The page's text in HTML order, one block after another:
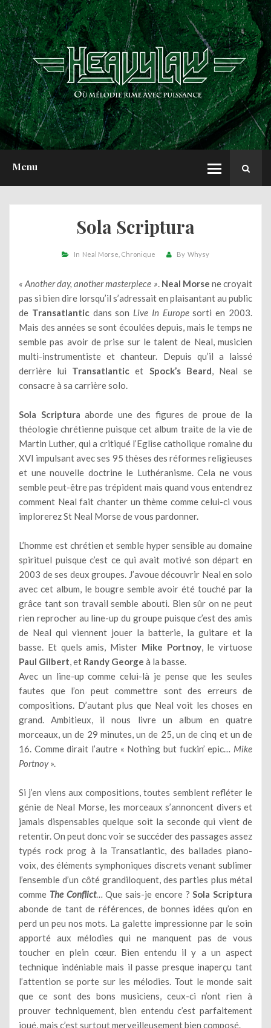
Menu
ACCUEIL
NEWS
CHRONIQUES
INTERVIEWS
REPORTS
A PROPOS
Sola Scriptura
In Neal Morse Chronique By Whysy
« Another day, another masterpiece ». Neal Morse ne croyait
pas si bien dire lorsqu’il s’adressait en plaisantant au public
de Transatlanticdans son Live In Europesorti en 2003.
Mais des années se sont écoulées depuis, mais le temps ne
semble pas avoir de prise sur le talent de Neal, musicien
multi-instrumentiste et chanteur. Depuis qu’il a laissé
derrière lui Transatlantic et Spock’s Beard, Neal se
consacre à sa carrière solo.
Sola Scriptura aborde une des figures de proue de la
théologie chrétienne puisque cet album traite de la vie de
Martin Luther, qui a critiqué l’Eglise catholique romaine du
XVI impulsant avec ses 95 thèses des réformes religieuses
et une nouvelle doctrine le Luthéranisme. Cela ne vous
semble peut-être pas trépident mais quand vous entendrez
comment Neal fait chanter un thème comme celui-ci vous
implorerez St Neal Morse de vous pardonner.
L’homme est chrétien et semble hyper sensible au domaine
spirituel puisque c’est ce qui avait motivé son départ en
2003 de ses deux groupes. J’avoue découvrir Neal en solo
avec cet album, le bougre semble avoir été touché par la
grâce tant son travail semble abouti. Bien sûr on ne peut
rien reprocher au line-up du groupe puisque c’est des amis
de Neal qui viennent jouer la batterie, la guitare et la
basse. Et quels amis, Mister Mike Portnoy, le virtuose
Paul Gilbert, et Randy George à la basse.
Avec un line-up comme celui-là je pense que les seules
fautes que l’on peut commettre sont des erreurs de
compositions. D’autant plus que Neal voit les choses en
grand. Ambitieux, il nous livre un album en quatre
morceaux, un de 29 minutes, un de 25, un de cinq et un de
16. Comme dirait l’autre « Nothing but fuckin’ epic… Mike
Portnoy».
Si j’en viens aux compositions, toutes semblent refléter le
génie de Neal Morse, les morceaux s’annoncent divers et
jamais dispensables quelque soit la seconde qui vient de
retentir. On peut donc voir se succéder des passages assez
typés rock prog à la Transatlantic, des ballades piano-
voix, des éléments symphoniques discrets venant sublimer
l’ensemble d’un côté grandiloquent, des parties plus métal
comme The Conflict… Que sais-je encore ?Sola Scriptura
abonde de tant de références, de bonnes idées qu’on en
perd un peu nos mots. La galette impressionne par le soin
apporté aux mélodies qui ne manquent pas de vous
toucher en plein cœur. Bien entendu il y a un aspect
technique indéniable mais il passe presque inaperçu tant
l’attention se porte sur les mélodies. Tout le monde sait
que ce sont des bons musiciens, ceux-ci n’ont rien à
prouver techniquement, bien entendu c’est parfaitement
joué, mais c’est surtout merveilleusement bien composé.